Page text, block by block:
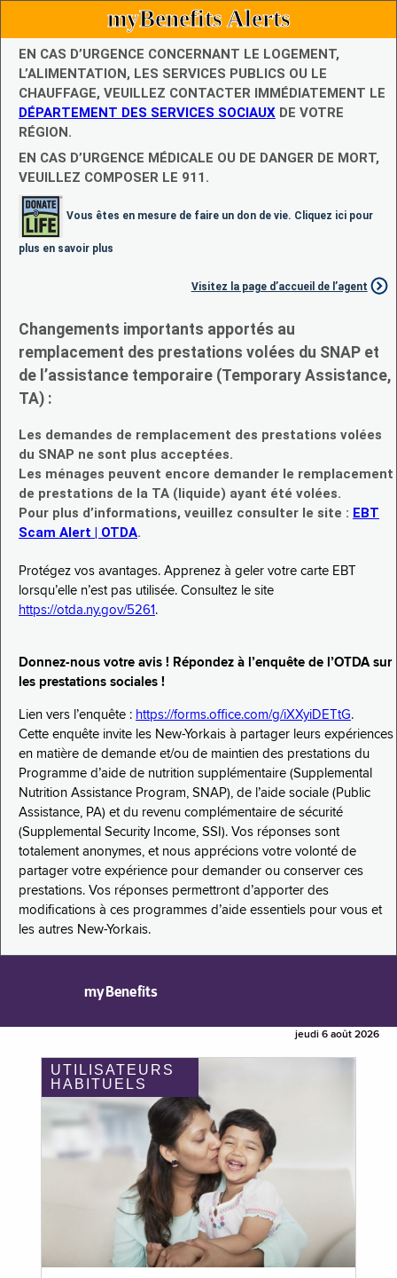
myBenefits Alerts
EN CAS D’URGENCE CONCERNANT LE LOGEMENT,
L’ALIMENTATION, LES SERVICES PUBLICS OU LE
CHAUFFAGE, VEUILLEZ CONTACTER IMMÉDIATEMENT LE
DÉPARTEMENT DES SERVICES SOCIAUX DE VOTRE
RÉGION.
EN CAS D’URGENCE MÉDICALE OU DE DANGER DE MORT,
VEUILLEZ COMPOSER LE 911.
Vous êtes en mesure de faire un don de vie. Cliquez ici pour
plus en savoir plus
Visitez la page d’accueil de l’agent
Changements importants apportés au
remplacement des prestations volées du SNAP et
de l’assistance temporaire (Temporary Assistance,
TA) :
Les demandes de remplacement des prestations volées
du SNAP ne sont plus acceptées.
Les ménages peuvent encore demander le remplacement
de prestations de la TA (liquide) ayant été volées.
Pour plus d’informations, veuillez consulter le site : EBT
Scam Alert | OTDA.
Protégez vos avantages. Apprenez à geler votre carte EBT
lorsqu’elle n’est pas utilisée. Consultez le site
https://otda.ny.gov/5261 .
Donnez-nous votre avis ! Répondez à l’enquête de l’OTDA sur
les prestations sociales !
Lien vers l’enquête : https://forms.office.com/g/iXXyiDETtG.
Cette enquête invite les New-Yorkais à partager leurs expériences
en matière de demande et/ou de maintien des prestations du
Programme d’aide de nutrition supplémentaire (Supplemental
Nutrition Assistance Program, SNAP), de l’aide sociale (Public
Assistance, PA) et du revenu complémentaire de sécurité
(Supplemental Security Income, SSI). Vos réponses sont
totalement anonymes, et nous apprécions votre volonté de
partager votre expérience pour demander ou conserver ces
prestations. Vos réponses permettront d’apporter des
modifications à ces programmes d’aide essentiels pour vous et
les autres New-Yorkais.
myBenefits
jeudi 6 août 2026
UTILISATEURS
HABITUELS